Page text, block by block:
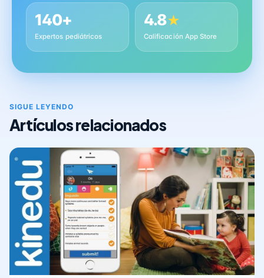
140+
Expertos pediátricos
4.8★
Calificación App Store
SIGUE LEYENDO
Artículos relacionados